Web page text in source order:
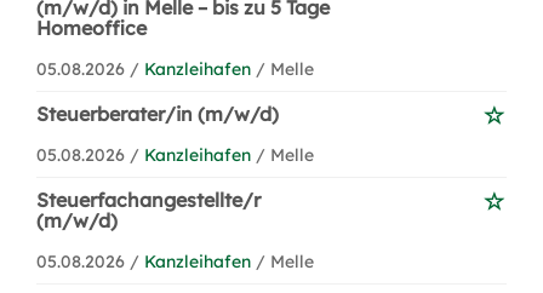
(m/w/d) in Melle – bis zu 5 Tage
Homeoffice
05.08.2026 / Kanzleihafen / Melle
Steuerberater/in (m/w/d)
05.08.2026 / Kanzleihafen / Melle
Steuerfachangestellte/r
(m/w/d)
05.08.2026 / Kanzleihafen / Melle